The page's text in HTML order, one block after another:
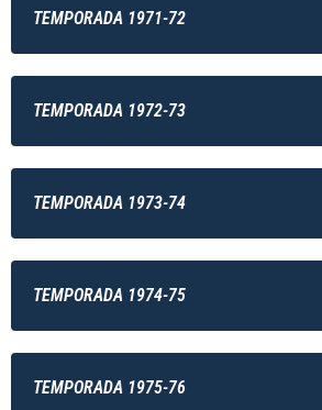
TEMPORADA 1971-72
TEMPORADA 1972-73
TEMPORADA 1973-74
TEMPORADA 1974-75
TEMPORADA 1975-76